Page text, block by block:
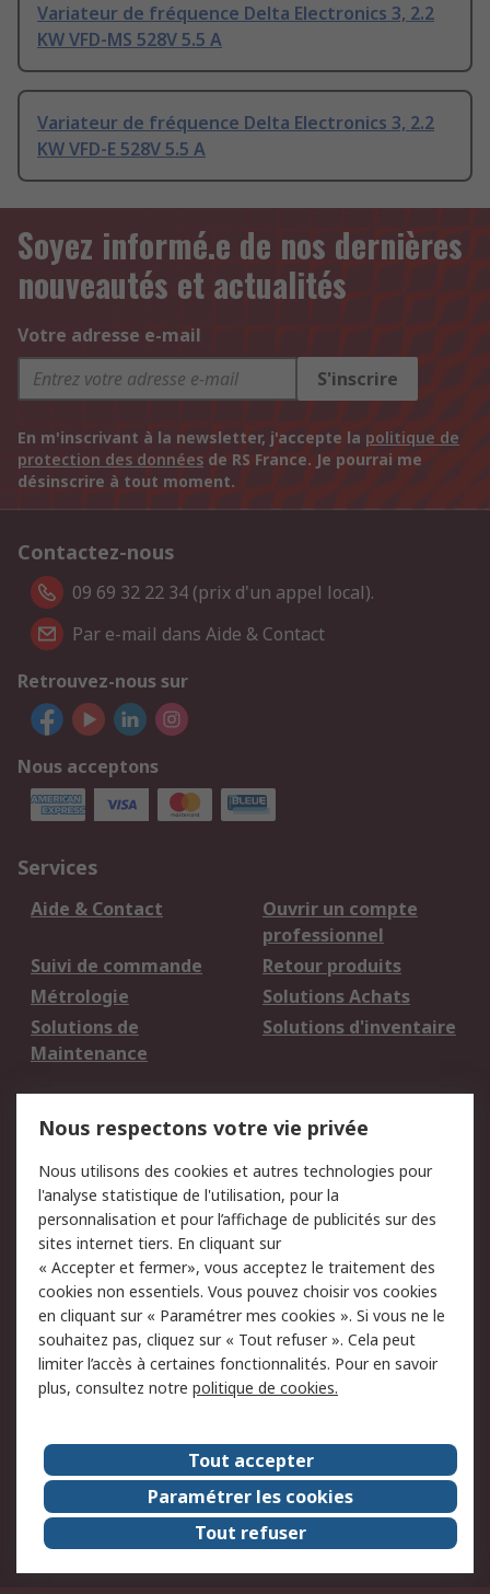
Variateur de fréquence Delta Electronics 3, 2.2
KW VFD-MS 528V 5.5 A
Variateur de fréquence Delta Electronics 3, 2.2
KW VFD-E 528V 5.5 A
Soyez informé.e de nos dernières
nouveautés et actualités
Votre adresse e-mail
S'inscrire
En m'inscrivant à la newsletter, j'accepte la politique de
protection des données de RS France. Je pourrai me
désinscrire à tout moment.
Contactez-nous
09 69 32 22 34 (prix d'un appel local).
Par e-mail dans Aide & Contact
Retrouvez-nous sur
Nous acceptons
Services
Aide & Contact
Ouvrir un compte
professionnel
Suivi de commande
Retour produits
Métrologie
Solutions Achats
Solutions de
Maintenance
Solutions d'inventaire
du site
Politique de protection
des données - Mise à
jour
Sécurité des E-mails
Conditions générales
de vente
Politique anti-
corruption
Campagnes marketing
A propos de RS
A propos de RS France
Evénements
Le groupe RS Group Plc
Presse
RS dans le monde
Démarche RSE
Nous rejoindre
RS Particuliers
Nous respectons votre vie privée
Nous utilisons des cookies et autres technologies pour
l'analyse statistique de l'utilisation, pour la
personnalisation et pour l’affichage de publicités sur des
sites internet tiers. En cliquant sur
« Accepter et fermer», vous acceptez le traitement des
cookies non essentiels. Vous pouvez choisir vos cookies
en cliquant sur « Paramétrer mes cookies ». Si vous ne le
souhaitez pas, cliquez sur « Tout refuser ». Cela peut
limiter l’accès à certaines fonctionnalités. Pour en savoir
plus, consultez notre politique de cookies.
Tout accepter
Paramétrer les cookies
Tout refuser